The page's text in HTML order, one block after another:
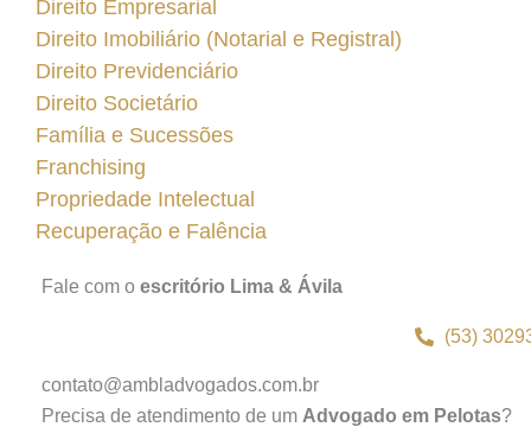
Direito Empresarial
Direito Imobiliário (Notarial e Registral)
Direito Previdenciário
Direito Societário
Família e Sucessões
Franchising
Propriedade Intelectual
Recuperação e Falência
Fale com o escritório Lima & Ávila
(53)
contato@ambladvogados.com.br
Precisa de atendimento de um Advogado em Pelotas?